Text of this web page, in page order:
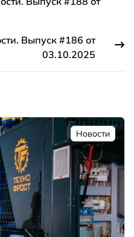
Выпуск #186 от
03.10.2025
Новости